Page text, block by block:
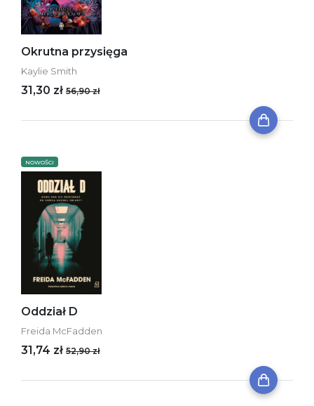
Okrutna przysięga
Kaylie Smith
31,30 zł 56,90 zł
NOWOŚCI
Oddział D
Freida McFadden
31,74 zł 52,90 zł